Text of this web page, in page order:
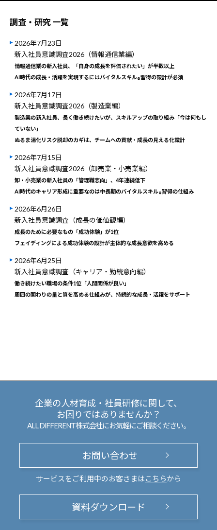
調査・研究 一覧
2026年7月23日
新入社員意識調査2026（情報通信業編）
情報通信業の新入社員、「自身の成長を評価されたい」が半数以上
AI時代の成長・活躍を実現するにはバイタルスキル®習得の設計が必須
2026年7月17日
新入社員意識調査2026（製造業編）
製造業の新入社員、長く働き続けたいが、スキルアップの取り組み「今は何もし
ていない」
ぬるま湯化リスク脱却のカギは、チームへの貢献・成長の見える化設計
2026年7月15日
新入社員意識調査2026（卸売業・小売業編）
卸・小売業の新入社員の「管理職志向」、4年連続低下
AI時代のキャリア形成に重要なのは中長期のバイタルスキル®習得の仕組み
2026年6月26日
新入社員意識調査（成長の価値観編）
成長のために必要なもの「成功体験」が1位
フェイディングによる成功体験の設計が主体的な成長意欲を高める
2026年6月25日
新入社員意識調査（キャリア・勤続意向編）
働き続けたい職場の条件1位「人間関係が良い」
周囲の関わりの量と質を高める仕組みが、持続的な成長・活躍をサポート
企業の人材育成・社員研修に関して、
お困りではありませんか？
ALL DIFFERENT株式会社にお気軽にご相談ください。
お問い合わせ
サービスをご利用中のお客さまは こちらから
資料ダウンロード